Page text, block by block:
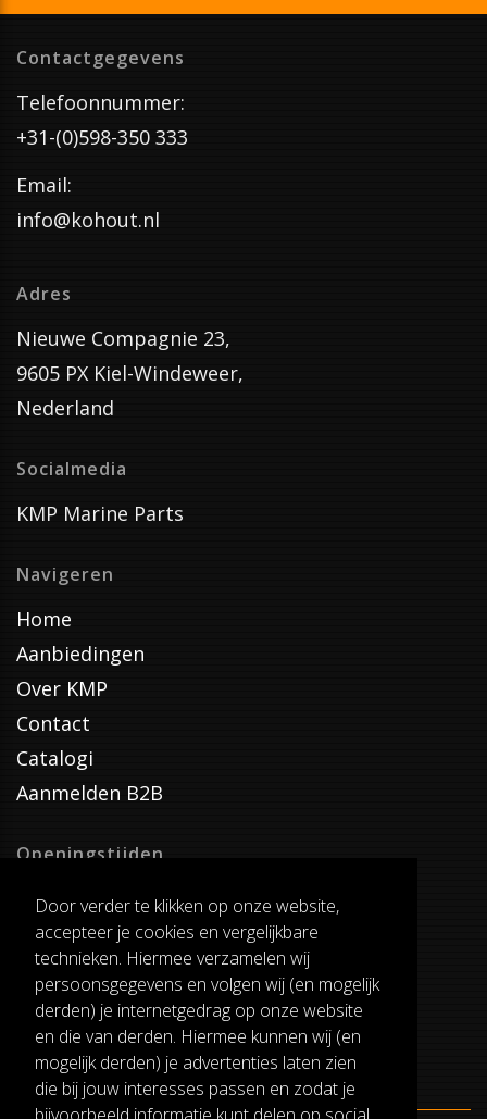
Door verder te klikken op onze website,
accepteer je cookies en vergelijkbare
technieken. Hiermee verzamelen wij
persoonsgegevens en volgen wij (en mogelijk
derden) je internetgedrag op onze website
en die van derden. Hiermee kunnen wij (en
mogelijk derden) je advertenties laten zien
die bij jouw interesses passen en zodat je
Contactgegevens
Telefoonnummer:
+31-(0)598-350 333
Email:
info@kohout.nl
Adres
Nieuwe Compagnie 23,
9605 PX Kiel-Windeweer,
Nederland
Socialmedia
KMP Marine Parts
Navigeren
Home
Aanbiedingen
Over KMP
Contact
Catalogi
Aanmelden B2B
Openingstijden
Dinsdag T/M Zaterdag
van 8:00-17:00
Verzenddagen
Dinsdag T/M Vrijdag
Pauze
12:30-13:00